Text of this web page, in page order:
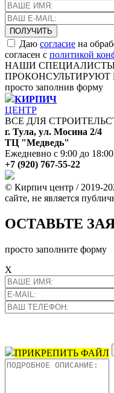
Даю согласие на
согласен с политикой
НАШИ
ПРОКОНСУЛЬТИРУЮТ
просто заполнив форму
КИРПИЧ
ЦЕНТР
ВСЕ ДЛЯ
г. Тула, ул. Мосина 2/4
ТЦ "Медведь"
Ежедневно с 9:00 до 18:00
+7 (920) 767-55-22
© Кирпич центр / 2019-
сайте, не является
ОСТАВЬТЕ
просто заполните форму
Х
ПРИКРЕПИТЬ ФАЙЛ